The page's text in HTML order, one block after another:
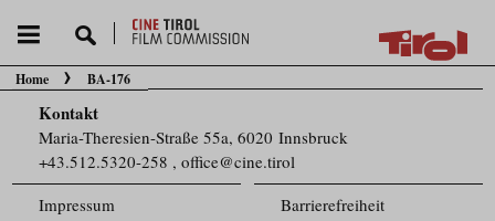
Sie befinden sich hier:
Home BA-176
Kontakt
Maria-Theresien-Straße 55a, 6020 Innsbruck
+43.512.5320-258 ,office@cine.tirol
Impressum
Barrierefreiheit